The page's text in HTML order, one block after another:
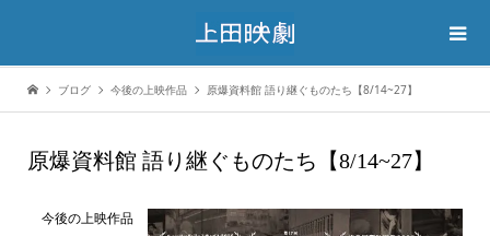
ブログ 今後の上映作品 原爆資料館 語り継ぐものたち【8/14~27】
原爆資料館 語り継ぐものたち【8/14~27】
今後の上映作品